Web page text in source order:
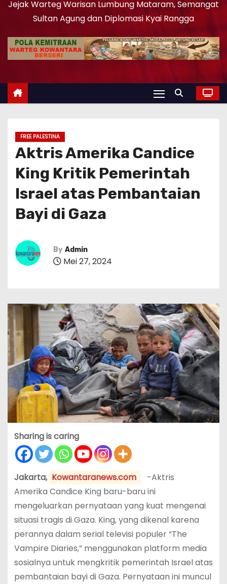
Jejak Warteg Warisan Lumbung Mataram, Semangat
Sultan Agung dan Diplomasi Kyai Rangga
FREE PALESTINA
Aktris Amerika Candice
King Kritik Pemerintah
Israel atas Pembantaian
Bayi di Gaza
By Admin
Mei 27, 2024
Sharing is caring
Jakarta, Kowantaranews.com
-Aktris
Amerika Candice King baru-baru ini
mengeluarkan pernyataan yang kuat mengenai
situasi tragis di Gaza. King, yang dikenal karena
perannya dalam serial televisi populer “The
Vampire Diaries,” menggunakan platform media
sosialnya untuk mengkritik pemerintah Israel atas
pembantaian bayi di Gaza. Pernyataan ini muncul